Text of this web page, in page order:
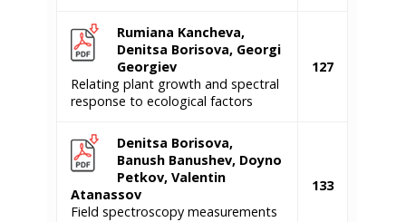
Rumiana Kancheva,
Denitsa Borisova, Georgi
Georgiev
Relating plant growth and spectral
response to ecological factors
127
Denitsa Borisova,
Banush Banushev, Doyno
Petkov, Valentin
Atanassov
Field spectroscopy measurements
133